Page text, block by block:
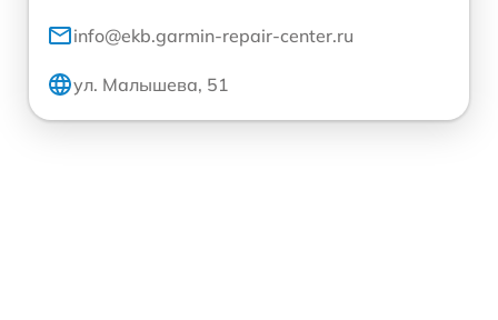
info@ekb.garmin-repair-center.ru
ул. Малышева, 51